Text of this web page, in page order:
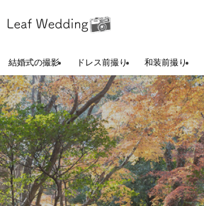
結婚式の撮影 ドレス前撮り 和装前撮り